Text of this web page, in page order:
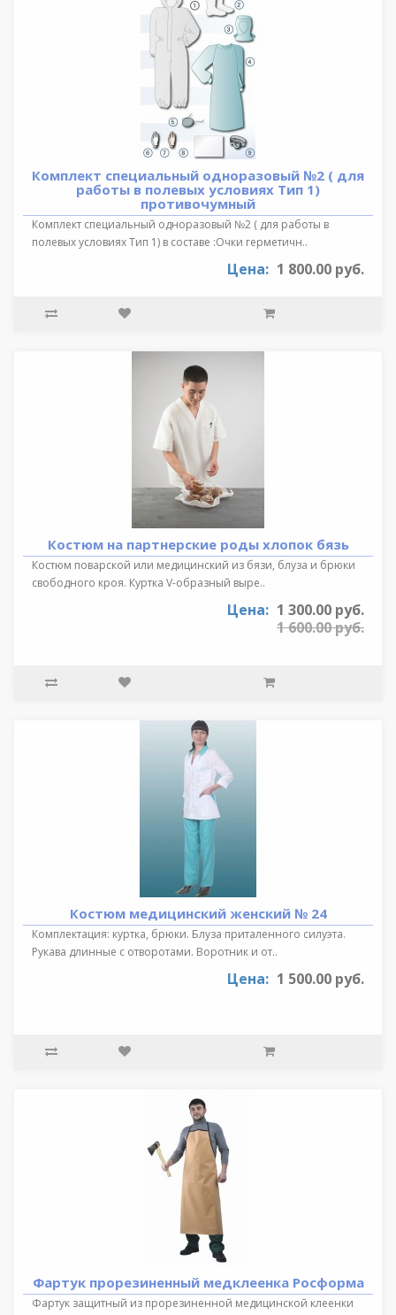
Комплект специальный одноразовый №2 ( для
работы в полевых условиях Тип 1)
противочумный
Комплект специальный одноразовый №2 ( для работы в
полевых условиях Тип 1) в составе :Очки герметичн..
Цена: 1 800.00 руб.
Костюм на партнерские роды хлопок бязь
Костюм поварской или медицинский из бязи, блуза и брюки
свободного кроя. Куртка V-образный выре..
Цена: 1 300.00 руб.
1 600.00 руб.
Костюм медицинский женский № 24
Комплектация: куртка, брюки. Блуза приталенного силуэта.
Рукава длинные с отворотами. Воротник и от..
Цена: 1 500.00 руб.
Фартук прорезиненный медклеенка Росформа
Фартук защитный из прорезиненной медицинской клеенки